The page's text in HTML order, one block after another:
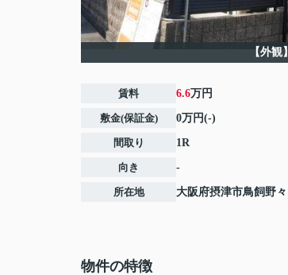
【外観】
賃料 6.6万円
敷金(保証金) 0万円(-)
間取り 1R
向き -
所在地 大阪府摂津市鳥飼野々
物件の特徴